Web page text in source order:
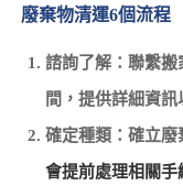
廢棄物清運6個流程
諮詢了解：聯繫
間，提供詳細資訊
確定種類：確立廢
會提前處理相關手